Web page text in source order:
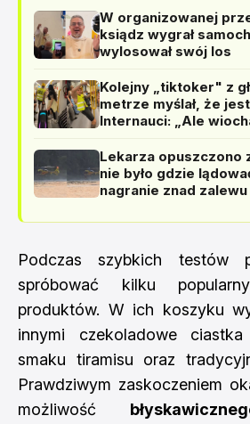
W organizowanej
ksiądz wygrał
wylosował swój los
Kolejny „tiktoker" z
metrze myślał, że
Internauci: „Ale
Lekarza opuszczono
nie było gdzie
nagranie znad
Podczas szybkich testów
spróbować kilku
produktów. W ich koszyku
innymi czekoladowe
smaku tiramisu oraz
Prawdziwym zaskoczeniem
możliwość